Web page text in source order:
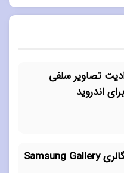
ادیت تصاویر سلفی
دانلود برنامه گالری Samsung Gallery